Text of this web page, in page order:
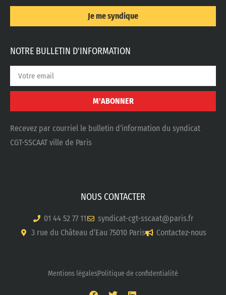
Je me syndique
NOTRE BULLETIN D'INFORMATION
M'ABONNER
Recevez par courriel le bulletin d’information du syndicat
CGT-SSCAAT ville de Paris
NOUS CONTACTER
01 44 52 77 11
syndicat-cgt-sscaat@paris.fr
3 rue du Château d’Eau 75010 Paris
Contactez-nous
Mentions légalesPolitique de confidentialité